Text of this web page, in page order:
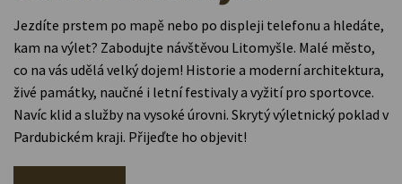
Jezdíte prstem po mapě nebo po displeji telefonu a hledáte,
kam na výlet? Zabodujte návštěvou Litomyšle. Malé město,
co na vás udělá velký dojem! Historie a moderní architektura,
živé památky, naučné i letní festivaly a vyžití pro sportovce.
Navíc klid a služby na vysoké úrovni. Skrytý výletnický poklad v
Pardubickém kraji. Přijeďte ho objevit!